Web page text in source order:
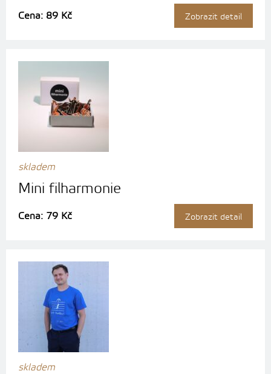
Cena: 89 Kč Zobrazit detail
skladem
Mini filharmonie
Cena: 79 Kč Zobrazit detail
skladem